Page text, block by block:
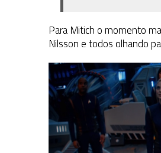
Para Mitich o momento
Nilsson e todos olhando